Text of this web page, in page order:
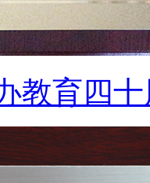
教育四